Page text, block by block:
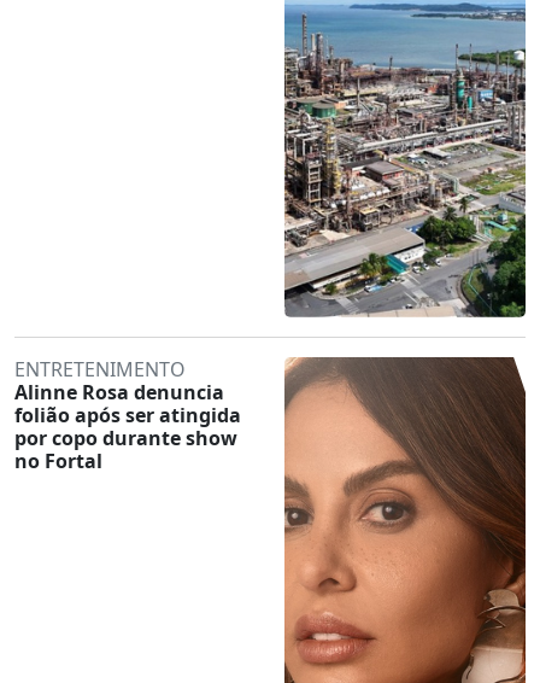
ENTRETENIMENTO
Alinne Rosa denuncia
folião após ser atingida
por copo durante show
no Fortal